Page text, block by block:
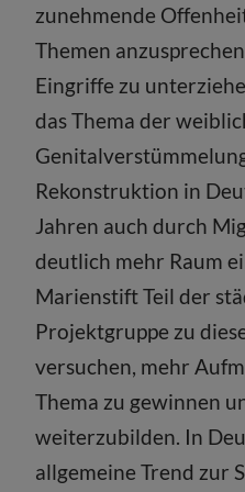
zunehmende
Themen
Eingriffe zu
das Thema der
Rekonstruktion in
Jahren auch durch
deutlich mehr Raum
Marienstift Teil der
Projektgruppe zu
versuchen, mehr
Thema zu gewinnen
weiterzubilden. In
allgemeine Trend zur